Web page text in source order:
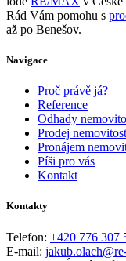
Rád Vám pomohu s
až po Benešov.
Navigace
Proč právě já?
Reference
Odhady
Prodej
Pronájem
Píši pro vás
Kontakt
Kontakty
Telefon: +420 776 307
E-mail: